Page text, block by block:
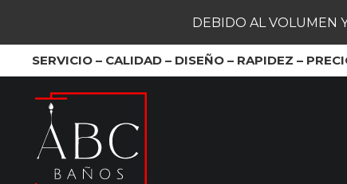
DEBIDO AL VOLUMEN
SERVICIO – CALIDAD – DISEÑO – RAPIDEZ –